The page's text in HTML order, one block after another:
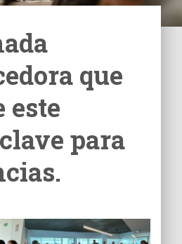
O
que
este
para